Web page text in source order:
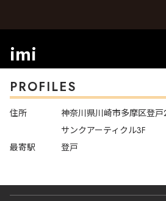
imi
PROFILES
住所
神奈川県川崎市多摩区登戸
サンクアーティクル3F
最寄駅
登戸